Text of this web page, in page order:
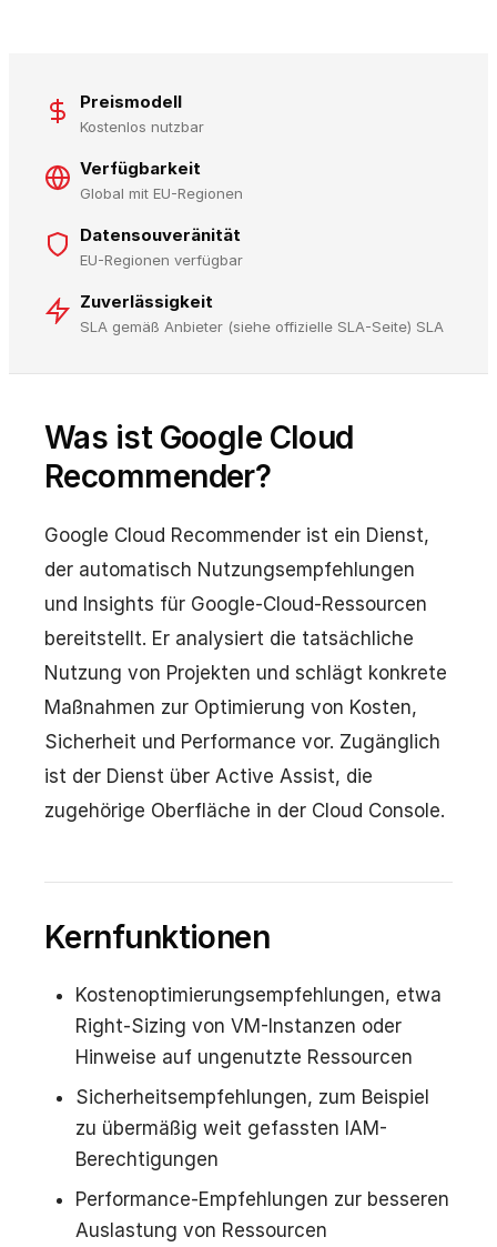
Preismodell
Kostenlos nutzbar
Verfügbarkeit
Global mit EU-Regionen
Datensouveränität
EU-Regionen verfügbar
Zuverlässigkeit
SLA gemäß Anbieter (siehe offizielle SLA-Seite) SLA
Was ist Google Cloud
Recommender?
Google Cloud Recommender ist ein Dienst,
der automatisch Nutzungsempfehlungen
und Insights für Google-Cloud-Ressourcen
bereitstellt. Er analysiert die tatsächliche
Nutzung von Projekten und schlägt konkrete
Maßnahmen zur Optimierung von Kosten,
Sicherheit und Performance vor. Zugänglich
ist der Dienst über Active Assist, die
zugehörige Oberfläche in der Cloud Console.
Kernfunktionen
Kostenoptimierungsempfehlungen, etwa
Right-Sizing von VM-Instanzen oder
Hinweise auf ungenutzte Ressourcen
Sicherheitsempfehlungen, zum Beispiel
zu übermäßig weit gefassten IAM-
Berechtigungen
Performance-Empfehlungen zur besseren
Auslastung von Ressourcen